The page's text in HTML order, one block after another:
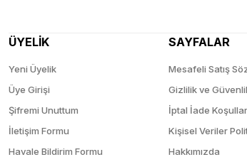
ÜYELİK
Yeni Üyelik
Üye Girişi
Şifremi Unuttum
İletişim Formu
Havale Bildirim Formu
SAYFALAR
Mesafeli Satış
Gizlilik ve
İptal İade
Kişisel Veriler
Hakkımızda